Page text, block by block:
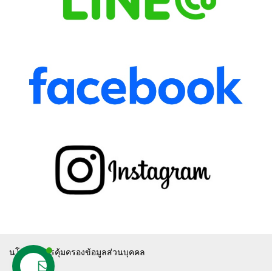
นโยบายการคุ้มครองข้อมูลส่วนบุคคล